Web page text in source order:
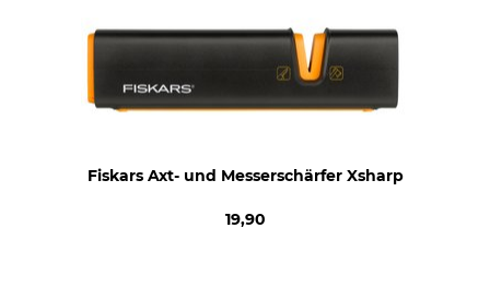
Fiskars Axt- und Messerschärfer Xsharp
19,90